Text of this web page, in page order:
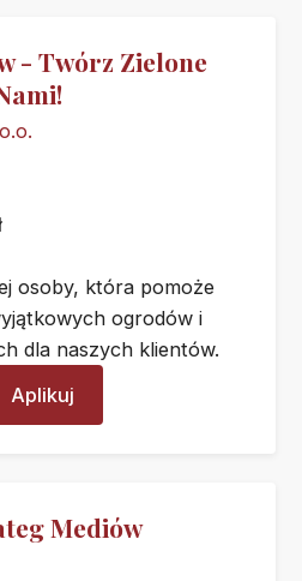
- Twórz Zielone
osoby, która pomoże
ogrodów i
dla naszych klientów.
Aplikuj
Mediów